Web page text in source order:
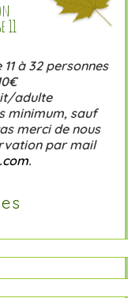
11
à 32 personnes
adulte
minimum, sauf
merci de nous
par mail
.